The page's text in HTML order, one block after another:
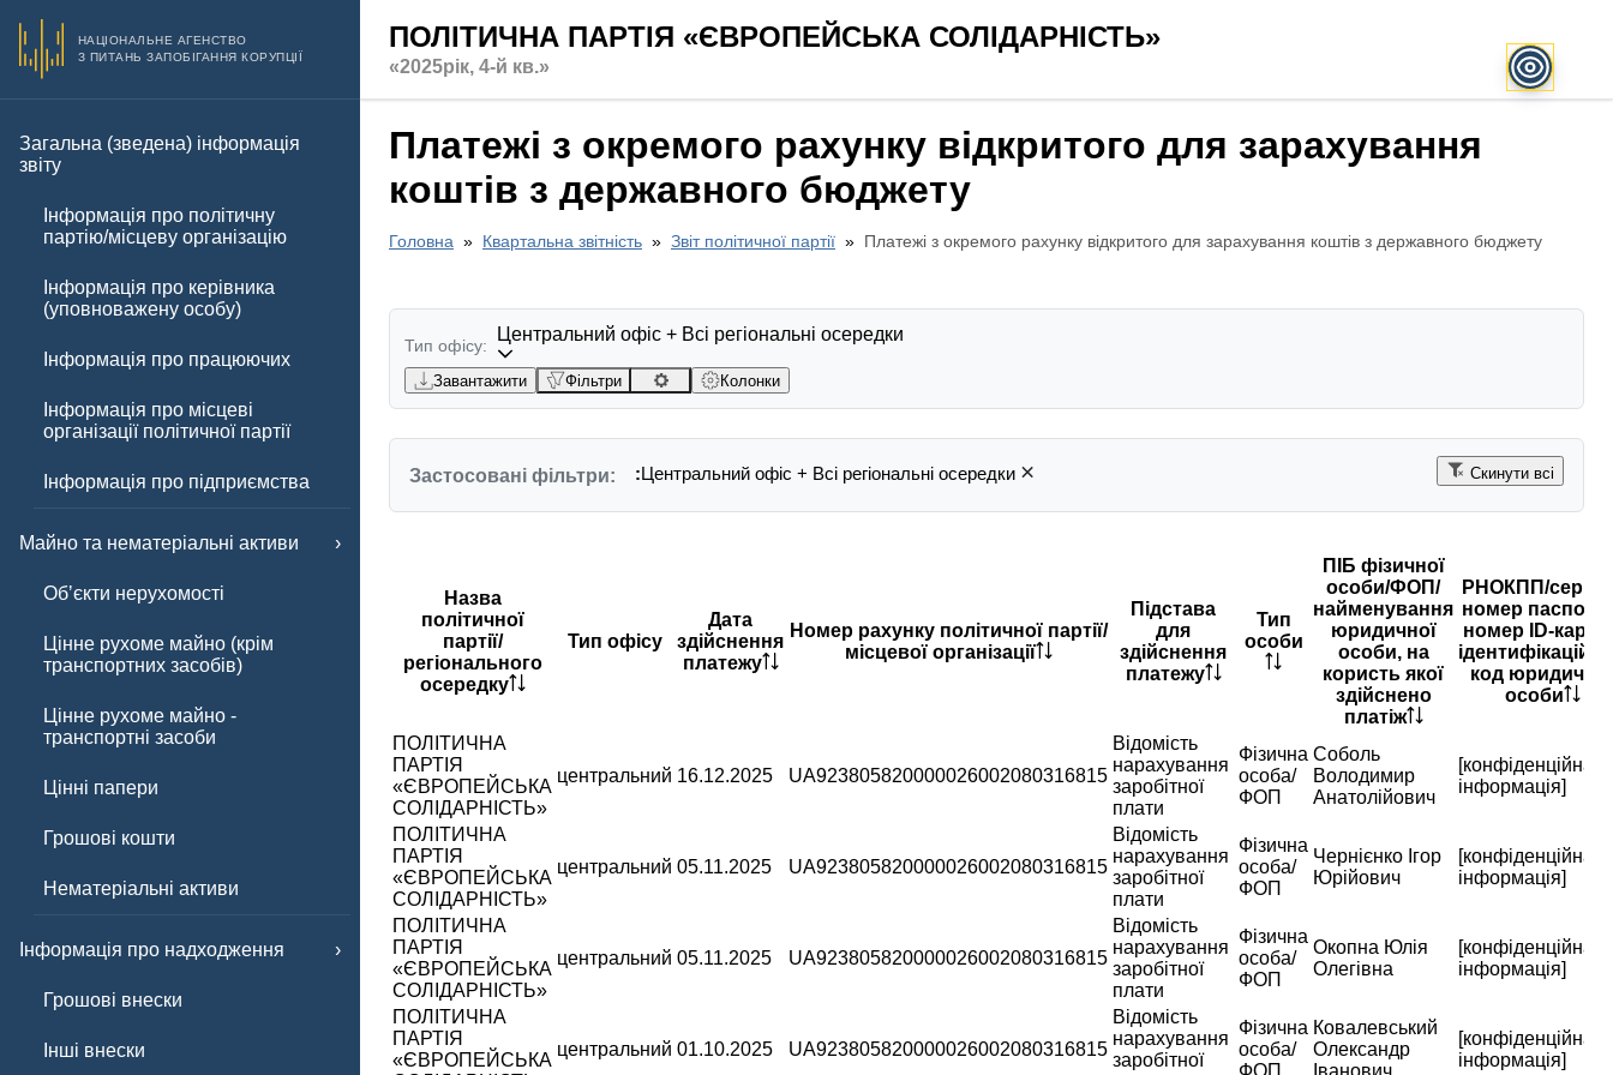
НАЦІОНАЛЬНЕ АГЕНСТВО
З ПИТАНЬ ЗАПОБІГАННЯ КОРУПЦІЇ
Загальна (зведена) інформація
звіту
Інформація про політичну
партію/місцеву організацію
Інформація про керівника
(уповноважену особу)
Інформація про працюючих
Інформація про місцеві
організації політичної партії
Інформація про підприємства
Майно та нематеріальні активи
Обʼєкти нерухомості
Цінне рухоме майно (крім
транспортних засобів)
Цінне рухоме майно -
транспортні засоби
Цінні папери
Грошові кошти
Нематеріальні активи
Інформація про надходження
Грошові внески
Інші внески
ПОЛІТИЧНА ПАРТІЯ «ЄВРОПЕЙСЬКА СОЛІДАРНІСТЬ»
«2025рік, 4-й кв.»
Платежі з окремого рахунку відкритого для зарахування
коштів з державного бюджету
Головна Квартальна звітність Звіт політичної партії Платежі з окремого рахунку відкритого для зарахування коштів з державного бюджету
Тип офісу:
Центральний офіс + Всі регіональні осередки
Завантажити Фільтри Колонки
Застосовані фільтри: :Центральний офіс + Всі регіональні осередки × Скинути всі
Назва
політичної
партії/
регіонального
осередку
Тип офісу
Дата
здійснення
платежу
Номер рахунку політичної партії/
місцевої організації
Підстава
для
здійснення
платежу
Тип
особи
ПІБ фізичної
особи/ФОП/
найменування
юридичної
особи, на
користь якої
здійснено
платіж
РНОКПП/серія
номер
номер ID-
код юридичної
особи
ПОЛІТИЧНА
ПАРТІЯ
«ЄВРОПЕЙСЬКА
СОЛІДАРНІСТЬ»
центральний 16.12.2025 UA923805820000026002080316815
Відомість
нарахування
заробітної
плати
Фізична
особа/
ФОП
Соболь
Володимир
Анатолійович
[конфіденційна
інформація]
ПОЛІТИЧНА
ПАРТІЯ
«ЄВРОПЕЙСЬКА
СОЛІДАРНІСТЬ»
центральний 05.11.2025 UA923805820000026002080316815
Відомість
нарахування
заробітної
плати
Фізична
особа/
ФОП
Чернієнко Ігор
Юрійович
[конфіденційна
інформація]
ПОЛІТИЧНА
ПАРТІЯ
«ЄВРОПЕЙСЬКА
СОЛІДАРНІСТЬ»
центральний 05.11.2025 UA923805820000026002080316815
Відомість
нарахування
заробітної
плати
Фізична
особа/
ФОП
Окопна Юлія
Олегівна
[конфіденційна
інформація]
ПОЛІТИЧНА
ПАРТІЯ
«ЄВРОПЕЙСЬКА
центральний 01.10.2025 UA923805820000026002080316815
Відомість
нарахування
заробітної
Фізична
особа/
ФОП
Ковалевський
Олександр
Іванович
[конфіденційна
інформація]